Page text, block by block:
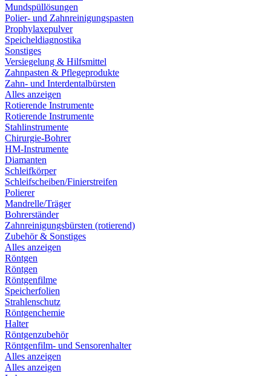
Mundspüllösungen
Polier- und Zahnreinigungspasten
Prophylaxepulver
Speicheldiagnostika
Sonstiges
Versiegelung & Hilfsmittel
Zahnpasten & Pflegeprodukte
Zahn- und Interdentalbürsten
Alles anzeigen
Rotierende Instrumente
Rotierende Instrumente
Stahlinstrumente
Chirurgie-Bohrer
HM-Instrumente
Diamanten
Schleifkörper
Schleifscheiben/Finierstreifen
Polierer
Mandrelle/Träger
Bohrerständer
Zahnreinigungsbürsten (rotierend)
Zubehör & Sonstiges
Alles anzeigen
Röntgen
Röntgen
Röntgenfilme
Speicherfolien
Strahlenschutz
Röntgenchemie
Halter
Röntgenzubehör
Röntgenfilm- und Sensorenhalter
Alles anzeigen
Alles anzeigen